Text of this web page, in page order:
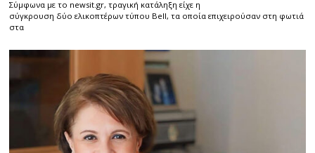
Σύμφωνα με το newsit.gr, τραγική κατάληξη είχε η
σύγκρουση δύο ελικοπτέρων τύπου Bell, τα οποία επιχειρούσαν στη φωτιά
στα